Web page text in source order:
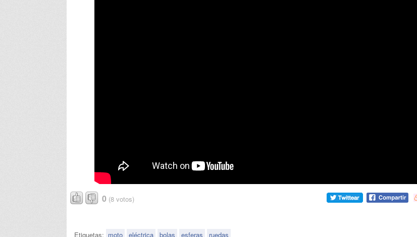
0 (8 votos)
Etiquetas: moto eléctrica bolas esferas ruedas